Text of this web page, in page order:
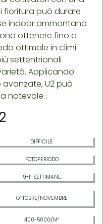
fioritura può durare
indoor ammontano
ottenere fino a
ottimale in climi
settentrionali
Applicando
U2 può
notevole.
DIFFICILE
FOTOPERIODO
9-11 SETTIMANE
OTTOBRE/NOVEMBRE
400-500G/M²